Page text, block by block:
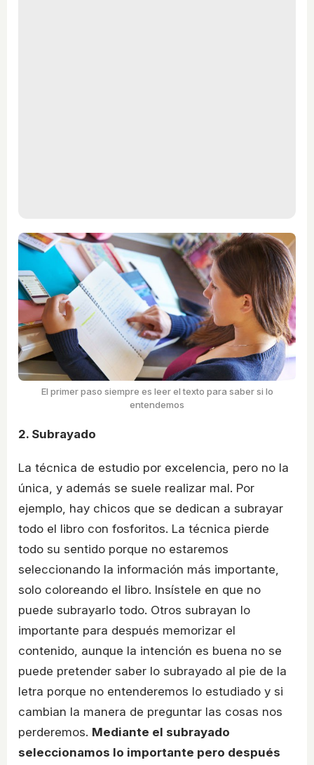
El primer paso siempre es leer el texto para saber si lo
entendemos
2. Subrayado
La técnica de estudio por excelencia, pero no la
única, y además se suele realizar mal. Por
ejemplo, hay chicos que se dedican a subrayar
todo el libro con fosforitos. La técnica pierde
todo su sentido porque no estaremos
seleccionando la información más importante,
solo coloreando el libro. Insístele en que no
puede subrayarlo todo. Otros subrayan lo
importante para después memorizar el
contenido, aunque la intención es buena no se
puede pretender saber lo subrayado al pie de la
letra porque no entenderemos lo estudiado y si
cambian la manera de preguntar las cosas nos
perderemos. Mediante el subrayado
seleccionamos lo importante pero después